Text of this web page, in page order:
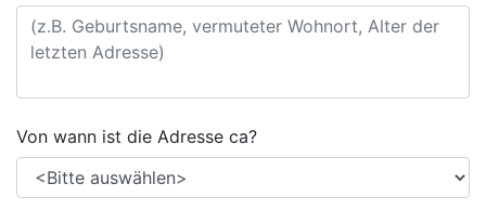
Von wann ist die Adresse ca?